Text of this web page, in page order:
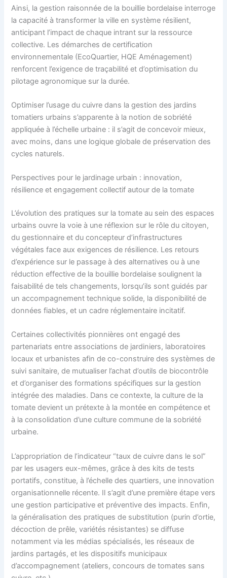
Ainsi, la gestion raisonnée de la bouillie bordelaise interroge
la capacité à transformer la ville en système résilient,
anticipant l’impact de chaque intrant sur la ressource
collective. Les démarches de certification
environnementale (EcoQuartier, HQE Aménagement)
renforcent l’exigence de traçabilité et d’optimisation du
pilotage agronomique sur la durée.
Optimiser l’usage du cuivre dans la gestion des jardins
tomatiers urbains s’apparente à la notion de sobriété
appliquée à l’échelle urbaine : il s’agit de concevoir mieux,
avec moins, dans une logique globale de préservation des
cycles naturels.
Perspectives pour le jardinage urbain : innovation,
résilience et engagement collectif autour de la tomate
L’évolution des pratiques sur la tomate au sein des espaces
urbains ouvre la voie à une réflexion sur le rôle du citoyen,
du gestionnaire et du concepteur d’infrastructures
végétales face aux exigences de résilience. Les retours
d’expérience sur le passage à des alternatives ou à une
réduction effective de la bouillie bordelaise soulignent la
faisabilité de tels changements, lorsqu’ils sont guidés par
un accompagnement technique solide, la disponibilité de
données fiables, et un cadre réglementaire incitatif.
Certaines collectivités pionnières ont engagé des
partenariats entre associations de jardiniers, laboratoires
locaux et urbanistes afin de co-construire des systèmes de
suivi sanitaire, de mutualiser l’achat d’outils de biocontrôle
et d’organiser des formations spécifiques sur la gestion
intégrée des maladies. Dans ce contexte, la culture de la
tomate devient un prétexte à la montée en compétence et
à la consolidation d’une culture commune de la sobriété
urbaine.
L’appropriation de l’indicateur “taux de cuivre dans le sol”
par les usagers eux-mêmes, grâce à des kits de tests
portatifs, constitue, à l’échelle des quartiers, une innovation
organisationnelle récente. Il s’agit d’une première étape vers
une gestion participative et préventive des impacts. Enfin,
la généralisation des pratiques de substitution (purin d’ortie,
décoction de prêle, variétés résistantes) se diffuse
notamment via les médias spécialisés, les réseaux de
jardins partagés, et les dispositifs municipaux
d’accompagnement (ateliers, concours de tomates sans